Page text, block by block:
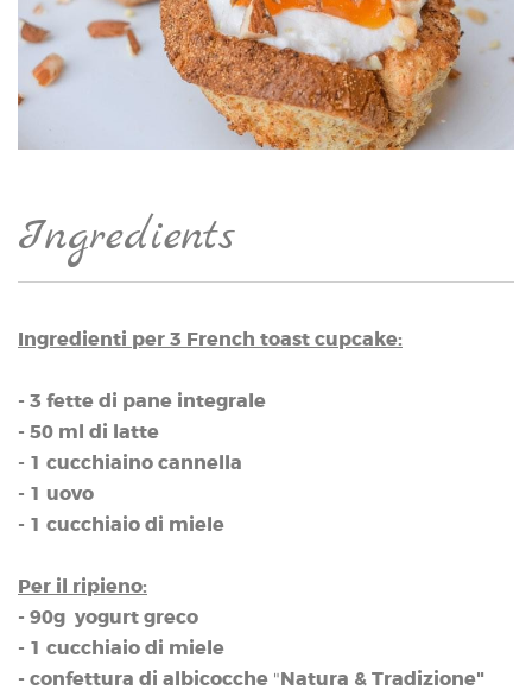
Ingredients
Ingredienti per 3 French toast cupcake:
- 3 fette di pane integrale
- 50 ml di latte
- 1 cucchiaino cannella
- 1 uovo
- 1 cucchiaio di miele
Per il ripieno:
- 90g yogurt greco
- 1 cucchiaio di miele
- confettura di albicocche "Natura & Tradizione"